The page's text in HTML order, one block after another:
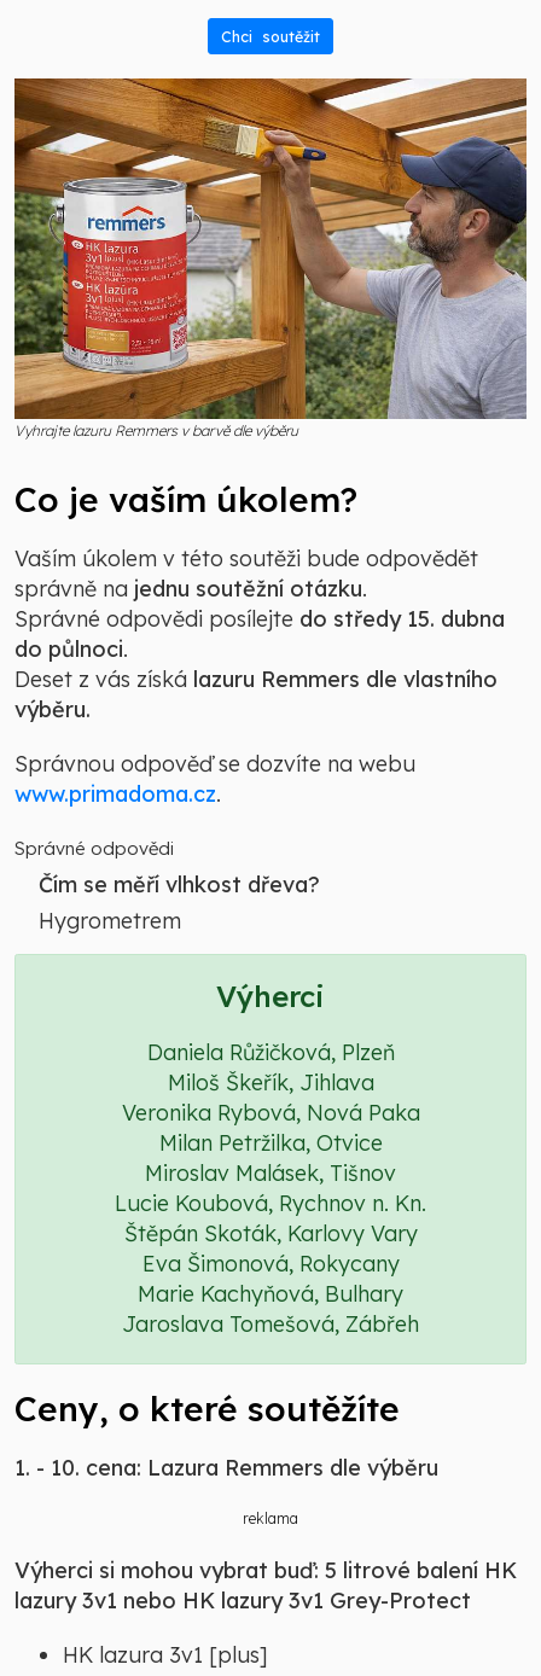
Chci soutěžit
Vyhrajte lazuru Remmers v barvě dle výběru
Co je vaším úkolem?
Vaším úkolem v této soutěži bude odpovědět
správně na jednu soutěžní otázku.
Správné odpovědi posílejte do středy 15. dubna
do půlnoci.
Deset z vás získá lazuru Remmers dle vlastního
výběru.
Správnou odpověď se dozvíte na webu
www.primadoma.cz.
Správné odpovědi
Čím se měří vlhkost dřeva?
Hygrometrem
Výherci
Daniela Růžičková, Plzeň
Miloš Škeřík, Jihlava
Veronika Rybová, Nová Paka
Milan Petržilka, Otvice
Miroslav Malásek, Tišnov
Lucie Koubová, Rychnov n. Kn.
Štěpán Skoták, Karlovy Vary
Eva Šimonová, Rokycany
Marie Kachyňová, Bulhary
Jaroslava Tomešová, Zábřeh
Ceny, o které soutěžíte
1. - 10. cena: Lazura Remmers dle výběru
reklama
Výherci si mohou vybrat buď: 5 litrové balení HK
lazury 3v1 nebo HK lazury 3v1 Grey-Protect
HK lazura 3v1 [plus]